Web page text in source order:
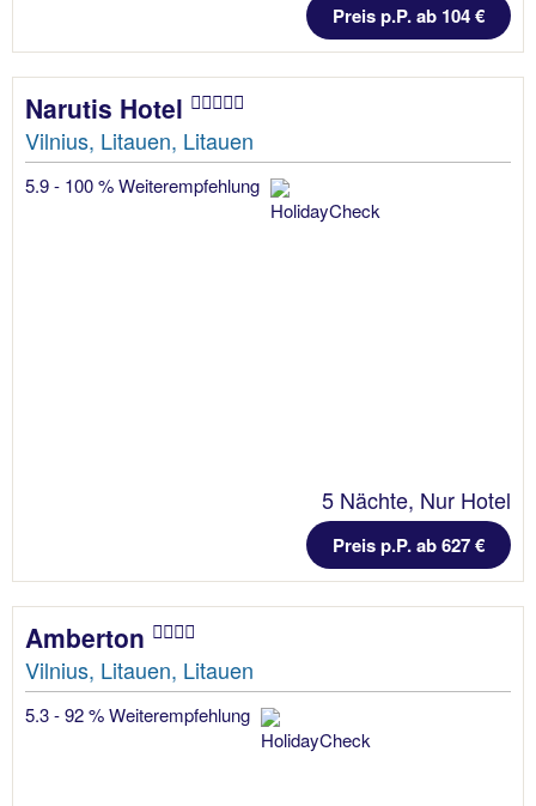
Preis p.P. ab 104 €
Narutis Hotel
Vilnius, Litauen, Litauen
5.9 - 100 % Weiterempfehlung
5 Nächte, Nur Hotel
Preis p.P. ab 627 €
Amberton
Vilnius, Litauen, Litauen
5.3 - 92 % Weiterempfehlung